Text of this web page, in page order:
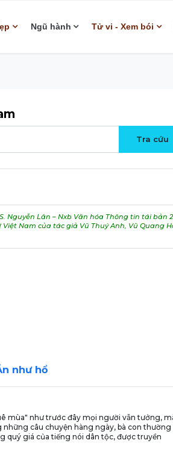
Ngũ hành Tử vi - Xem bói
Nguyễn Lân – Nxb Văn hóa Thông tin tái bản
Nam của tác giả Vũ Thuý Anh, Vũ Quang
như hổ
mùa" như trước đây mọi người vẫn tưởng,
những câu chuyện hàng ngày, bà con thường
quý giá của tiếng nói dân tộc, được truyền